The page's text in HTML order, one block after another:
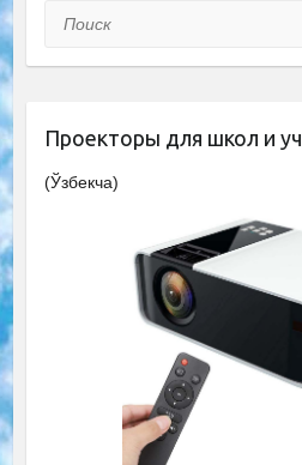
Поиск
Проекторы для школ и
(Ўзбекча)